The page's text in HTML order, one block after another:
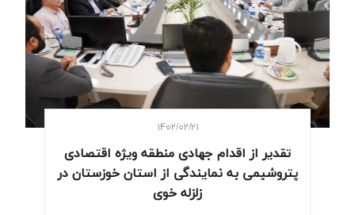
۱۴۰۲/۰۲/۲۱
تقدیر از اقدام جهادی منطقه ویژه اقتصادی
پتروشیمی به نمایندگی از استان خوزستان در
زلزله خوی